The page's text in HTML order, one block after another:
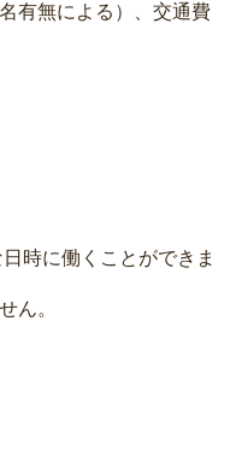
有無による）、交通費
時に働くことができま
ん。